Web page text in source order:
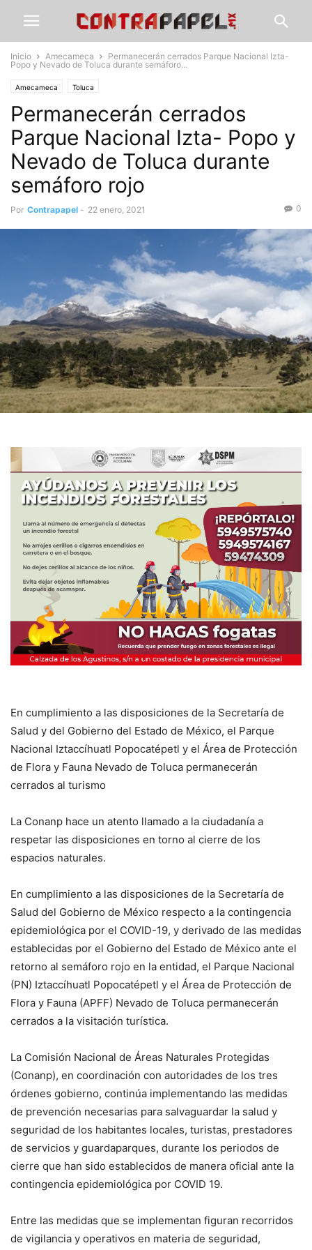
Inicio Amecameca
Permanecerán cerrados Parque Nacional Izta-
Popo y Nevado de Toluca durante semáforo...
Amecameca Toluca
Permanecerán cerrados
Parque Nacional Izta- Popo y
Nevado de Toluca durante
semáforo rojo
Por Contrapapel - 22 enero, 2021 0
En cumplimiento a las disposiciones de la Secretaría de
Salud y del Gobierno del Estado de México, el Parque
Nacional Iztaccíhuatl Popocatépetl y el Área de Protección
de Flora y Fauna Nevado de Toluca permanecerán
cerrados al turismo
La Conanp hace un atento llamado a la ciudadanía a
respetar las disposiciones en torno al cierre de los
espacios naturales.
En cumplimiento a las disposiciones de la Secretaría de
Salud del Gobierno de México respecto a la contingencia
epidemiológica por el COVID-19, y derivado de las medidas
establecidas por el Gobierno del Estado de México ante el
retorno al semáforo rojo en la entidad, el Parque Nacional
(PN) Iztaccíhuatl Popocatépetl y el Área de Protección de
Flora y Fauna (APFF) Nevado de Toluca permanecerán
cerrados a la visitación turística.
La Comisión Nacional de Áreas Naturales Protegidas
(Conanp), en coordinación con autoridades de los tres
órdenes gobierno, continúa implementando las medidas
de prevención necesarias para salvaguardar la salud y
seguridad de los habitantes locales, turistas, prestadores
de servicios y guardaparques, durante los periodos de
cierre que han sido establecidos de manera oficial ante la
contingencia epidemiológica por COVID 19.
Entre las medidas que se implementan figuran recorridos
de vigilancia y operativos en materia de seguridad,